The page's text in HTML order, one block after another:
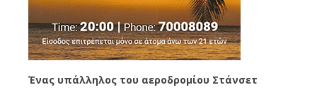
Ένας υπάλληλος του αεροδρομίου Στάνσετ